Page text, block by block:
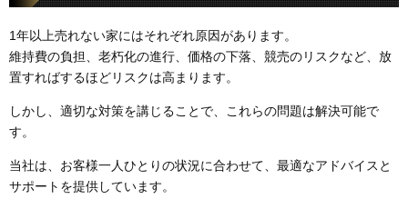
1年以上売れない家にはそれぞれ原因があります。
維持費の負担、老朽化の進行、価格の下落、競売のリスクなど、放
置すればするほどリスクは高まります。
しかし、適切な対策を講じることで、これらの問題は解決可能で
す。
当社は、お客様一人ひとりの状況に合わせて、最適なアドバイスと
サポートを提供しています。